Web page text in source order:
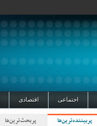
اجتماعی اقتصادی
پربیننده‌ترین‌ها پربحث‌ترین‌ها